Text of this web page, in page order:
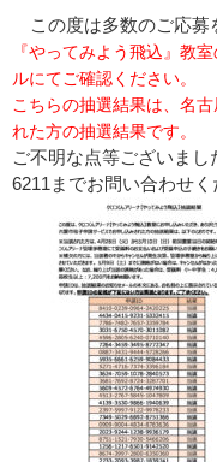
この度は多数のご応募
『やってみよう飛込』教
ルにてご確認ください。
こちらの抽選結果は、名
れた方の抽選結果です。
ご不明な点等ございま
6211までお問い合わせく